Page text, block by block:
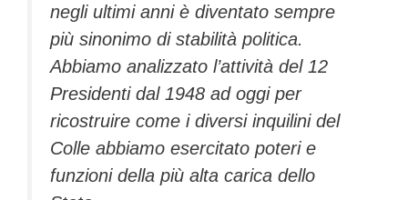
negli ultimi anni è diventato sempre
più sinonimo di stabilità politica.
Abbiamo analizzato l’attività del 12
Presidenti dal 1948 ad oggi per
ricostruire come i diversi inquilini del
Colle abbiamo esercitato poteri e
funzioni della più alta carica dello